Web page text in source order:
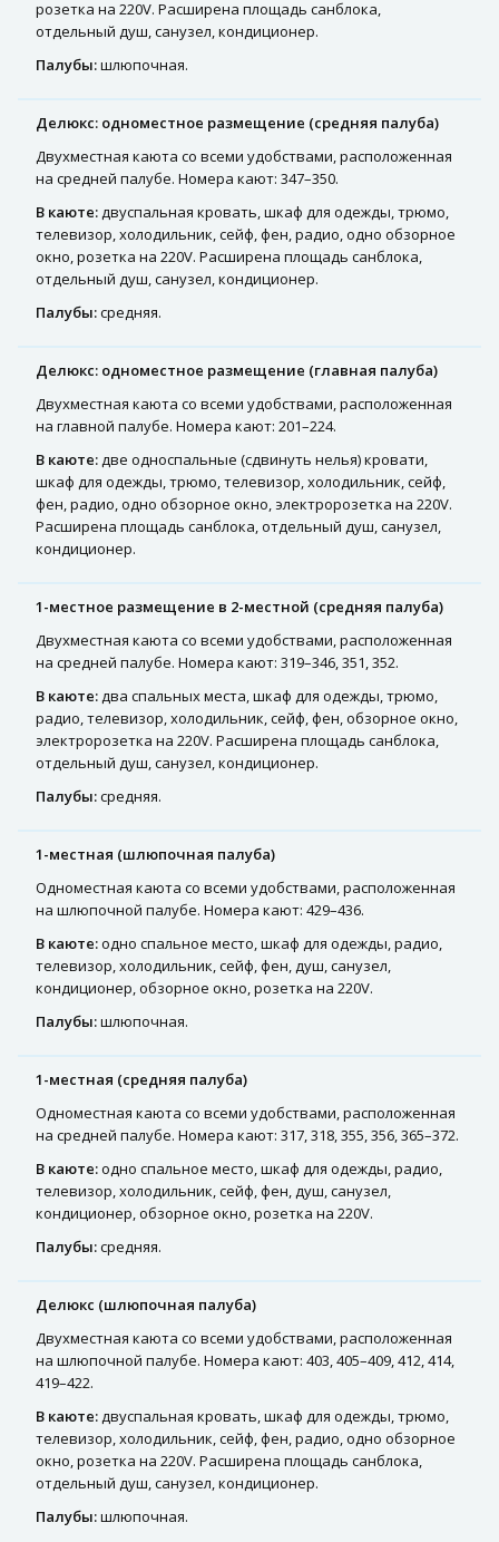
розетка на 220V. Расширена площадь санблока,
отдельный душ, санузел, кондиционер.
Палубы:шлюпочная.
Делюкс: одноместное размещение (средняя палуба)
Двухместная каюта со всеми удобствами, расположенная
на средней палубе. Номера кают: 347–350.
В каюте:двуспальная кровать, шкаф для одежды, трюмо,
телевизор, холодильник, сейф, фен, радио, одно обзорное
окно, розетка на 220V. Расширена площадь санблока,
отдельный душ, санузел, кондиционер.
Палубы:средняя.
Делюкс: одноместное размещение (главная палуба)
Двухместная каюта со всеми удобствами, расположенная
на главной палубе. Номера кают: 201–224.
В каюте:две односпальные (сдвинуть нелья) кровати,
шкаф для одежды, трюмо, телевизор, холодильник, сейф,
фен, радио, одно обзорное окно, электророзетка на 220V.
Расширена площадь санблока, отдельный душ, санузел,
кондиционер.
1-местное размещение в 2-местной (средняя палуба)
Двухместная каюта со всеми удобствами, расположенная
на средней палубе. Номера кают: 319–346, 351, 352.
В каюте:два спальных места, шкаф для одежды, трюмо,
радио, телевизор, холодильник, сейф, фен, обзорное окно,
электророзетка на 220V. Расширена площадь санблока,
отдельный душ, санузел, кондиционер.
Палубы:средняя.
1-местная (шлюпочная палуба)
Одноместная каюта со всеми удобствами, расположенная
на шлюпочной палубе. Номера кают: 429–436.
В каюте:одно спальное место, шкаф для одежды, радио,
телевизор, холодильник, сейф, фен, душ, санузел,
кондиционер, обзорное окно, розетка на 220V.
Палубы:шлюпочная.
1-местная (средняя палуба)
Одноместная каюта со всеми удобствами, расположенная
на средней палубе. Номера кают: 317, 318, 355, 356, 365–372.
В каюте:одно спальное место, шкаф для одежды, радио,
телевизор, холодильник, сейф, фен, душ, санузел,
кондиционер, обзорное окно, розетка на 220V.
Палубы:средняя.
Делюкс (шлюпочная палуба)
Двухместная каюта со всеми удобствами, расположенная
на шлюпочной палубе. Номера кают: 403, 405–409, 412, 414,
419–422.
В каюте:двуспальная кровать, шкаф для одежды, трюмо,
телевизор, холодильник, сейф, фен, радио, одно обзорное
окно, розетка на 220V. Расширена площадь санблока,
отдельный душ, санузел, кондиционер.
Палубы:шлюпочная.